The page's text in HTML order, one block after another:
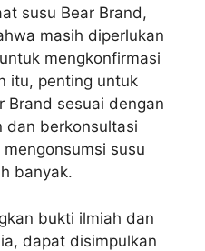
susu Bear Brand,
masih diperlukan
mengkonfirmasi
itu, penting untuk
Brand sesuai dengan
dan berkonsultasi
susu
banyak.
bukti ilmiah dan
dapat disimpulkan